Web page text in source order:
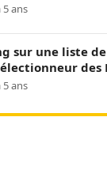
5 ans
sur une liste
des
5 ans